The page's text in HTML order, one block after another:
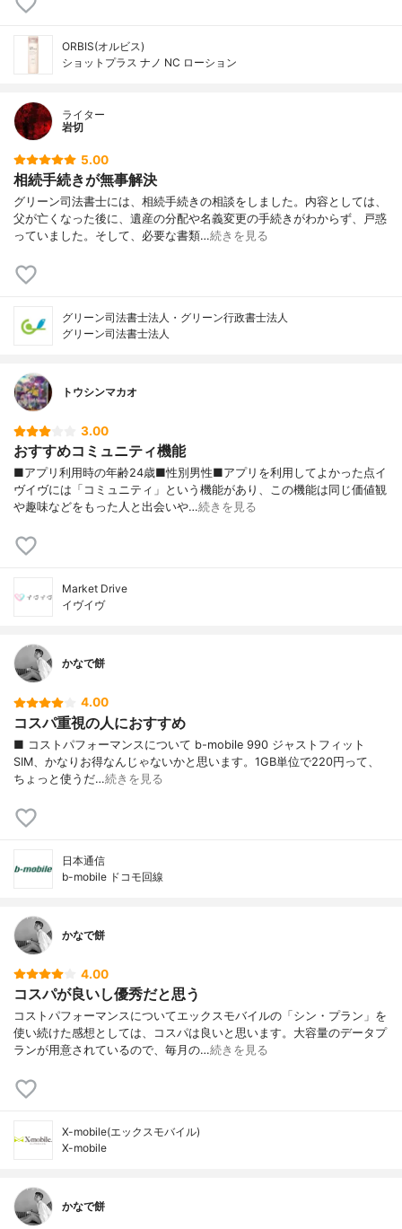
ORBIS(オルビス)
ショットプラス ナノ NC ローション
ライター
岩切
5.00
相続手続きが無事解決
グリーン司法書士には、相続手続きの相談をしました。内容としては、
父が亡くなった後に、遺産の分配や名義変更の手続きがわからず、戸惑
っていました。そして、必要な書類…続きを見る
グリーン司法書士法人・グリーン行政書士法人
グリーン司法書士法人
トウシンマカオ
3.00
おすすめコミュニティ機能
■アプリ利用時の年齢24歳■性別男性■アプリを利用してよかった点イ
ヴイヴには「コミュニティ」という機能があり、この機能は同じ価値観
や趣味などをもった人と出会いや…続きを見る
Market Drive
イヴイヴ
かなで餅
4.00
コスパ重視の人におすすめ
■ コストパフォーマンスについて b-mobile 990 ジャストフィット
SIM、かなりお得なんじゃないかと思います。1GB単位で220円って、
ちょっと使うだ…続きを見る
日本通信
b-mobile ドコモ回線
かなで餅
4.00
コスパが良いし優秀だと思う
コストパフォーマンスについてエックスモバイルの「シン・プラン」を
使い続けた感想としては、コスパは良いと思います。大容量のデータプ
ランが用意されているので、毎月の…続きを見る
X-mobile(エックスモバイル)
X-mobile
かなで餅